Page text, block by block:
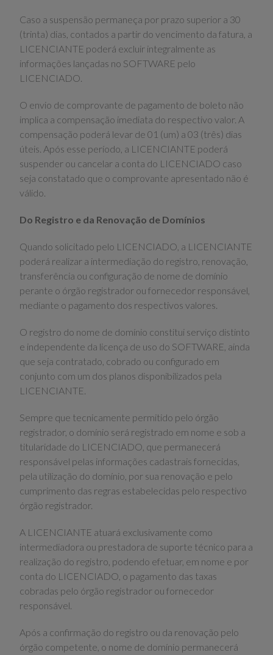
Caso a suspensão permaneça por prazo superior a 30
(trinta) dias, contados a partir do vencimento da fatura, a
LICENCIANTE poderá excluir integralmente as
informações lançadas no SOFTWARE pelo
LICENCIADO.
O envio de comprovante de pagamento de boleto não
implica a compensação imediata do respectivo valor. A
compensação poderá levar de 01 (um) a 03 (três) dias
úteis. Após esse período, a LICENCIANTE poderá
suspender ou cancelar a conta do LICENCIADO caso
seja constatado que o comprovante apresentado não é
válido.
Do Registro e da Renovação de Domínios
Quando solicitado pelo LICENCIADO, a LICENCIANTE
poderá realizar a intermediação do registro, renovação,
transferência ou configuração de nome de domínio
perante o órgão registrador ou fornecedor responsável,
mediante o pagamento dos respectivos valores.
O registro do nome de domínio constitui serviço distinto
e independente da licença de uso do SOFTWARE, ainda
que seja contratado, cobrado ou configurado em
conjunto com um dos planos disponibilizados pela
LICENCIANTE.
Sempre que tecnicamente permitido pelo órgão
registrador, o domínio será registrado em nome e sob a
titularidade do LICENCIADO, que permanecerá
responsável pelas informações cadastrais fornecidas,
pela utilização do domínio, por sua renovação e pelo
cumprimento das regras estabelecidas pelo respectivo
órgão registrador.
A LICENCIANTE atuará exclusivamente como
intermediadora ou prestadora de suporte técnico para a
realização do registro, podendo efetuar, em nome e por
conta do LICENCIADO, o pagamento das taxas
cobradas pelo órgão registrador ou fornecedor
responsável.
Após a confirmação do registro ou da renovação pelo
órgão competente, o nome de domínio permanecerá